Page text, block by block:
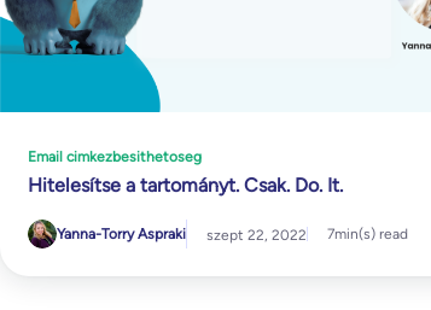
Email cimkezbesithetoseg
Hitelesítse a tartományt. Csak. Do. It.
Yanna-Torry Aspraki szept 22, 2022 7min(s) read